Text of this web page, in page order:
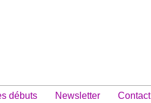
débuts Newsletter Contact